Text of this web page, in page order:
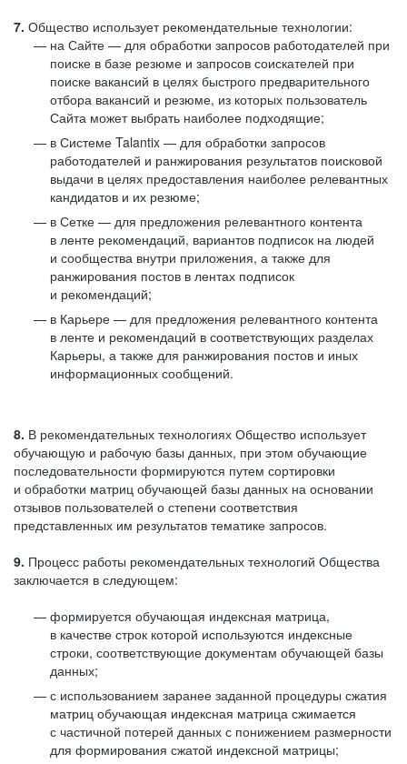
7. Общество использует рекомендательные технологии:
на Сайте — для обработки запросов работодателей при
поиске в базе резюме и запросов соискателей при
поиске вакансий в целях быстрого предварительного
отбора вакансий и резюме, из которых пользователь
Сайта может выбрать наиболее подходящие;
в Системе Talantix — для обработки запросов
работодателей и ранжирования результатов поисковой
выдачи в целях предоставления наиболее релевантных
кандидатов и их резюме;
в Сетке — для предложения релевантного контента
в ленте рекомендаций, вариантов подписок на людей
и сообщества внутри приложения, а также для
ранжирования постов в лентах подписок
и рекомендаций;
в Карьере — для предложения релевантного контента
в ленте и рекомендаций в соответствующих разделах
Карьеры, а также для ранжирования постов и иных
информационных сообщений.
8. В рекомендательных технологиях Общество использует
обучающую и рабочую базы данных, при этом обучающие
последовательности формируются путем сортировки
и обработки матриц обучающей базы данных на основании
отзывов пользователей о степени соответствия
представленных им результатов тематике запросов.
9. Процесс работы рекомендательных технологий Общества
заключается в следующем:
формируется обучающая индексная матрица,
в качестве строк которой используются индексные
строки, соответствующие документам обучающей базы
данных;
с использованием заранее заданной процедуры сжатия
матриц обучающая индексная матрица сжимается
с частичной потерей данных с понижением размерности
для формирования сжатой индексной матрицы;